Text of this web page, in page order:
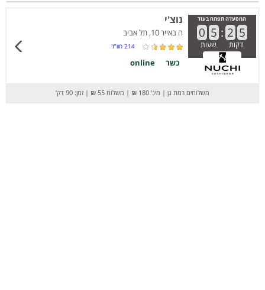
המסעדה תפתח בעוד
0 5 : 2 5
דקות שעות
נוצ'י
ה באייר 10, תל אביב
214 חוו”ד
כשר online
משלוחים רמת גן | מינ' 180 ₪ | משלוח 55 ₪ | זמן: 90 דק’